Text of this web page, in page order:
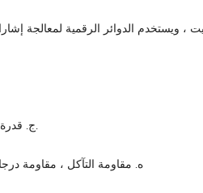
ج. قدرة جيدة على مقاومة الاهتزاز والصدمات والحمل الزائد.
ه. مقاومة التآكل ، مقاومة